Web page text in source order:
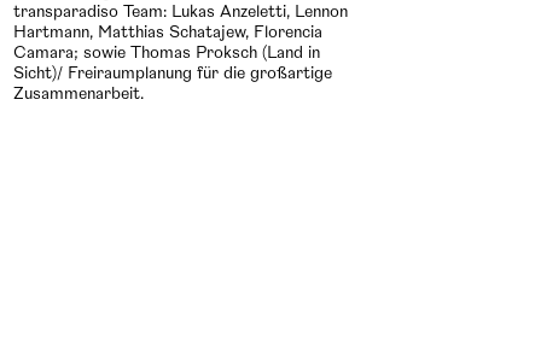
transparadiso Team: Lukas Anzeletti, Lennon
Hartmann, Matthias Schatajew, Florencia
Camara; sowie Thomas Proksch (Land in
Sicht)/ Freiraumplanung für die großartige
Zusammenarbeit.